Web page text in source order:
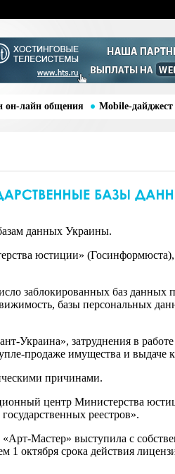
он-лайн общения Mobile-дайджест
данных Украины.
юстиции» (Госинформюста),
заблокированных баз данных
базы персональных
Украина», затруднения в
продаже имущества и выдаче
причинами.
центр Министерства
реестров».
Мастер» выступила с
октября срока действия